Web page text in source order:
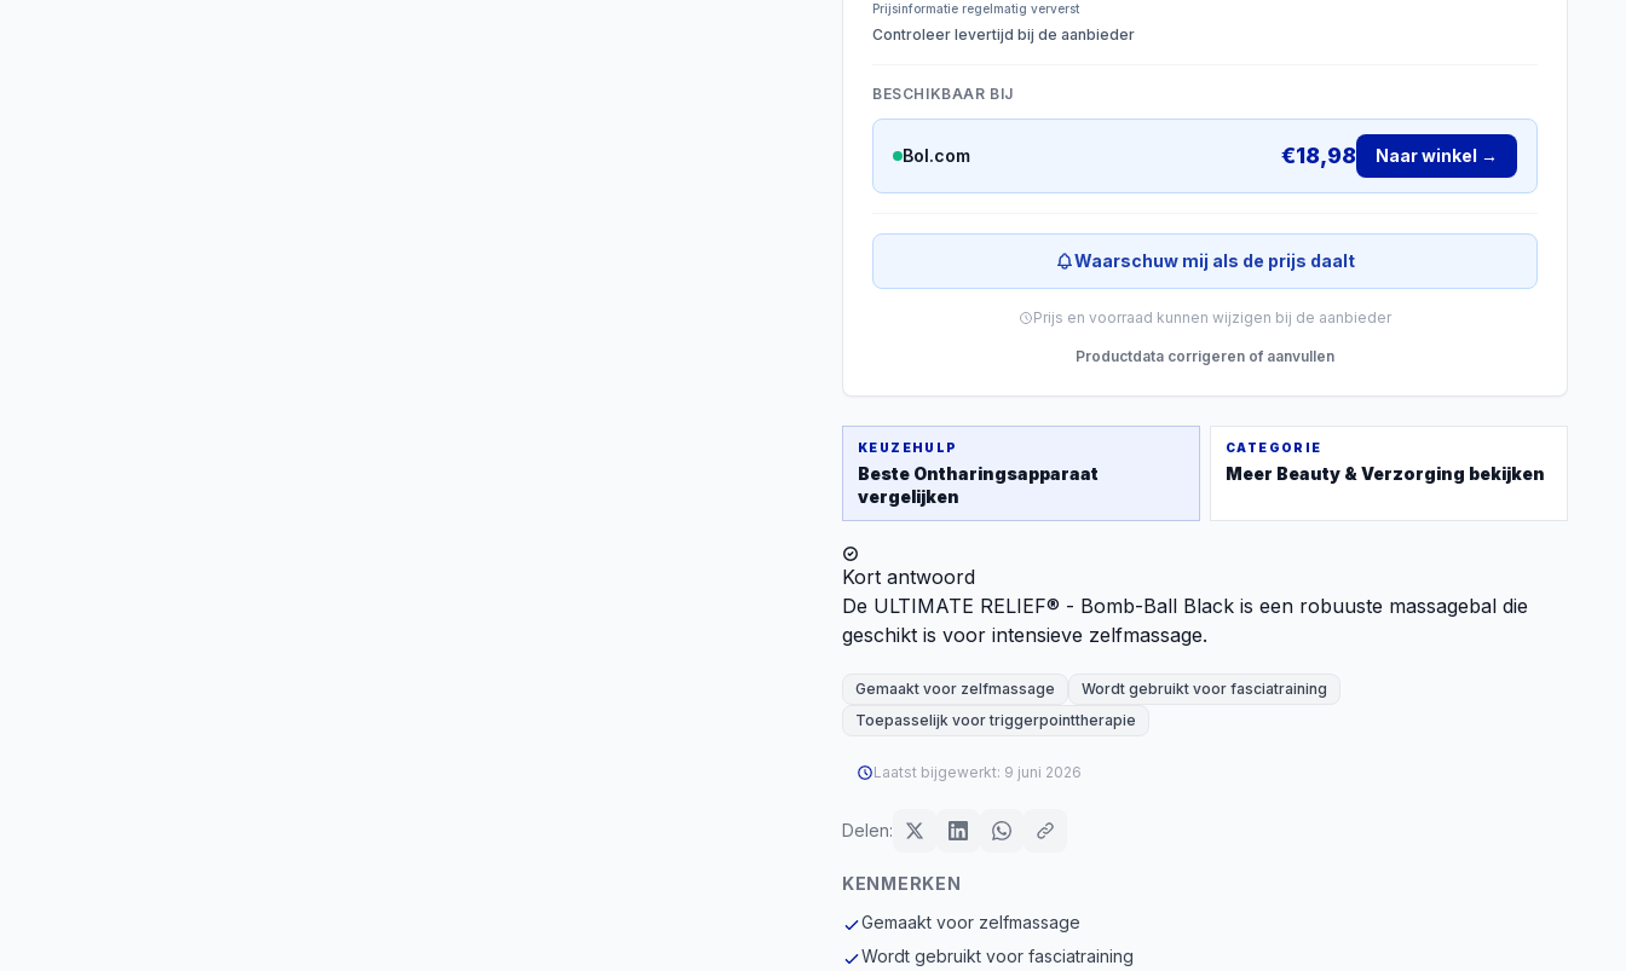
Prijsinformatie regelmatig ververst
Controleer levertijd bij de aanbieder
BESCHIKBAAR BIJ
Bol.com €18,98 Naar winkel →
Waarschuw mij als de prijs daalt
Prijs en voorraad kunnen wijzigen bij de aanbieder
Productdata corrigeren of aanvullen
KEUZEHULP
Beste Ontharingsapparaat
vergelijken
CATEGORIE
Meer Beauty & Verzorging bekijken
Kort antwoord
De ULTIMATE RELIEF® - Bomb-Ball Black is een robuuste massagebal die
geschikt is voor intensieve zelfmassage.
Gemaakt voor zelfmassage
Wordt gebruikt voor fasciatraining
Toepasselijk voor triggerpointtherapie
Laatst bijgewerkt: 9 juni 2026
Delen:
KENMERKEN
Gemaakt voor zelfmassage
Wordt gebruikt voor fasciatraining